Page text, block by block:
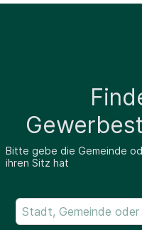
Bitte gebe die Gemeinde
ihren Sitz hat